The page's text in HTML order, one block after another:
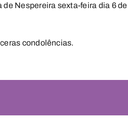
Nespereira sexta-feira dia 6
condolências.